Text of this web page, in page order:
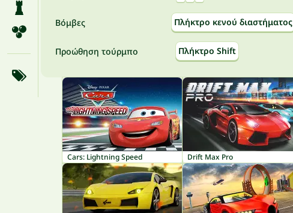
Βόμβες Πλήκτρο κενού διαστήματος
Προώθηση τούρμπο Πλήκτρο Shift
Cars: Lightning Speed Drift Max Pro